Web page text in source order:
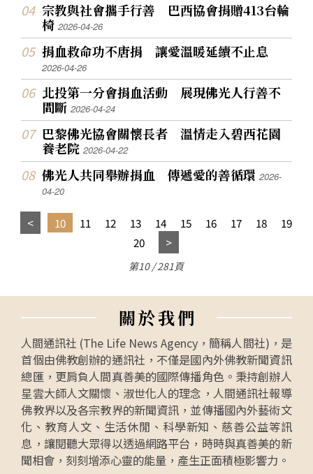
宗教與社會攜手行善 巴西協會捐贈413台輪
椅2026-04-26
捐血救命功不唐捐 讓愛溫暖延續不止息
2026-04-26
北投第一分會捐血活動 展現佛光人行善不
間斷2026-04-24
巴黎佛光協會關懷長者 溫情走入碧西花園
養老院2026-04-22
佛光人共同舉辦捐血 傳遞愛的善循環2026-
04-20
10 11 12 13 14 15 16 17 18
19
20
第10 / 281頁
關於我們
人間通訊社 (The Life News Agency，簡稱人間社)，是
首個由佛教創辦的通訊社，不僅是國內外佛教新聞資訊
總匯，更肩負人間真善美的國際傳播角色。秉持創辦人
星雲大師人文關懷、淑世化人的理念，人間通訊社報導
佛教界以及各宗教界的新聞資訊，並傳播國內外藝術文
化、教育人文、生活休閒、科學新知、慈善公益等訊
息，讓閱聽大眾得以透過網路平台，時時與真善美的新
聞相會，刻刻增添心靈的能量，產生正面積極影響力。